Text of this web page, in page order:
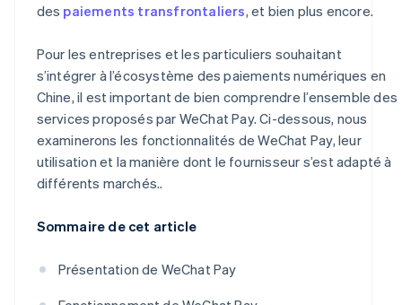
des paiements transfrontaliers, et bien plus encore.
Pour les entreprises et les particuliers souhaitant
s’intégrer à l’écosystème des paiements numériques en
Chine, il est important de bien comprendre l’ensemble des
services proposés par WeChat Pay. Ci-dessous, nous
examinerons les fonctionnalités de WeChat Pay, leur
utilisation et la manière dont le fournisseur s’est adapté à
différents marchés..
Sommaire de cet article
Présentation de WeChat Pay